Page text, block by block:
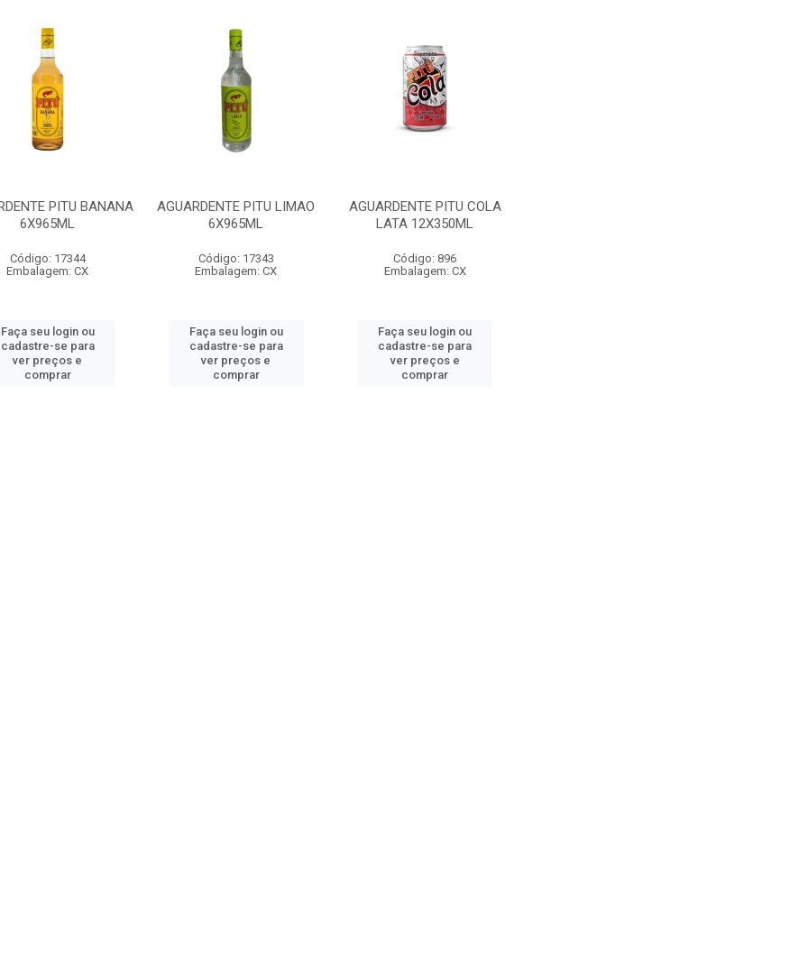
PITU BANANA
6X965ML
Código: 17344
Embalagem: CX
Faça seu login ou
cadastre-se para
ver preços e
comprar
AGUARDENTE PITU LIMAO
6X965ML
Código: 17343
Embalagem: CX
Faça seu login ou
cadastre-se para
ver preços e
comprar
AGUARDENTE PITU COLA
LATA 12X350ML
Código: 896
Embalagem: CX
Faça seu login ou
cadastre-se para
ver preços e
comprar